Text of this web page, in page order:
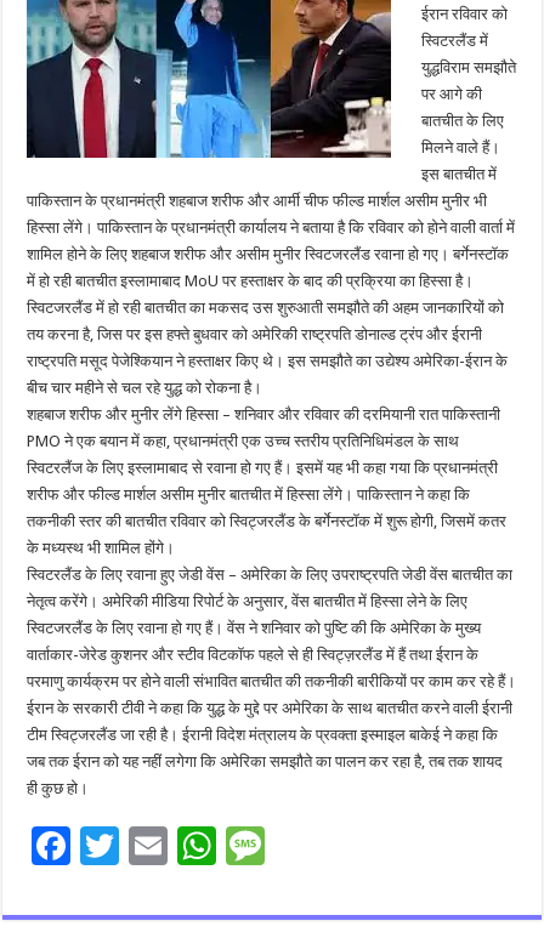
ईरान रविवार को
स्विटरलैंड में
युद्धविराम समझौते
पर आगे की
बातचीत के लिए
मिलने वाले हैं।
इस बातचीत में
पाकिस्तान के प्रधानमंत्री शहबाज शरीफ और आर्मी चीफ फील्ड मार्शल असीम मुनीर भी
हिस्सा लेंगे। पाकिस्तान के प्रधानमंत्री कार्यालय ने बताया है कि रविवार को होने वाली वार्ता में
शामिल होने के लिए शहबाज शरीफ और असीम मुनीर स्विटजरलैंड रवाना हो गए। बर्गेनस्टॉक
में हो रही बातचीत इस्लामाबाद MoU पर हस्ताक्षर के बाद की प्रक्रिया का हिस्सा है।
स्विटजरलैंड में हो रही बातचीत का मकसद उस शुरुआती समझौते की अहम जानकारियों को
तय करना है, जिस पर इस हफ्ते बुधवार को अमेरिकी राष्ट्रपति डोनाल्ड ट्रंप और ईरानी
राष्ट्रपति मसूद पेजेश्कियान ने हस्ताक्षर किए थे। इस समझौते का उद्येश्य अमेरिका-ईरान के
बीच चार महीने से चल रहे युद्ध को रोकना है।
शहबाज शरीफ और मुनीर लेंगे हिस्सा – शनिवार और रविवार की दरमियानी रात पाकिस्तानी
PMO ने एक बयान में कहा, प्रधानमंत्री एक उच्च स्तरीय प्रतिनिधिमंडल के साथ
स्विटरलैंज के लिए इस्लामाबाद से रवाना हो गए हैं। इसमें यह भी कहा गया कि प्रधानमंत्री
शरीफ और फील्ड मार्शल असीम मुनीर बातचीत में हिस्सा लेंगे। पाकिस्तान ने कहा कि
तकनीकी स्तर की बातचीत रविवार को स्विट्जरलैंड के बर्गेनस्टॉक में शुरू होगी, जिसमें कतर
के मध्यस्थ भी शामिल होंगे।
स्विटरलैंड के लिए रवाना हुए जेडी वेंस – अमेरिका के लिए उपराष्ट्रपति जेडी वेंस बातचीत का
नेतृत्व करेंगे। अमेरिकी मीडिया रिपोर्ट के अनुसार, वेंस बातचीत में हिस्सा लेने के लिए
स्विटजरलैंड के लिए रवाना हो गए हैं। वेंस ने शनिवार को पुष्टि की कि अमेरिका के मुख्य
वार्ताकार-जेरेड कुशनर और स्टीव विटकॉफ पहले से ही स्विट्ज़रलैंड में हैं तथा ईरान के
परमाणु कार्यक्रम पर होने वाली संभावित बातचीत की तकनीकी बारीकियों पर काम कर रहे हैं।
ईरान के सरकारी टीवी ने कहा कि युद्ध के मुद्दे पर अमेरिका के साथ बातचीत करने वाली ईरानी
टीम स्विट्जरलैंड जा रही है। ईरानी विदेश मंत्रालय के प्रवक्ता इस्माइल बाकेई ने कहा कि
जब तक ईरान को यह नहीं लगेगा कि अमेरिका समझौते का पालन कर रहा है, तब तक शायद
ही कुछ हो।
F
e
T
tt
E
ai
W
at sa